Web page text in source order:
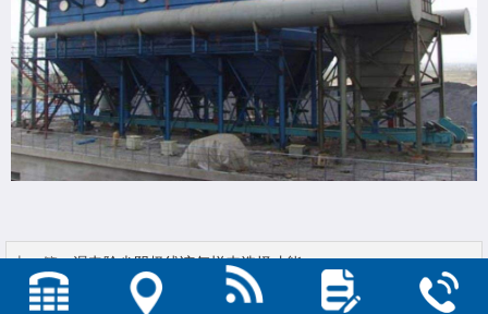
上一篇：湿电除尘阴极线该怎样来选择才能...
下一篇：
砖厂阴极线分为哪几种材质？...